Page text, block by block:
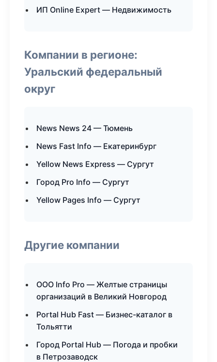
ИП Online Expert — Недвижимость
Компании в регионе:
Уральский федеральный
округ
News News 24 — Тюмень
News Fast Info — Екатеринбург
Yellow News Express — Сургут
Город Pro Info — Сургут
Yellow Pages Info — Сургут
Другие компании
ООО Info Pro — Желтые страницы
организаций в Великий Новгород
Portal Hub Fast — Бизнес-каталог в
Тольятти
Город Portal Hub — Погода и пробки
в Петрозаводск